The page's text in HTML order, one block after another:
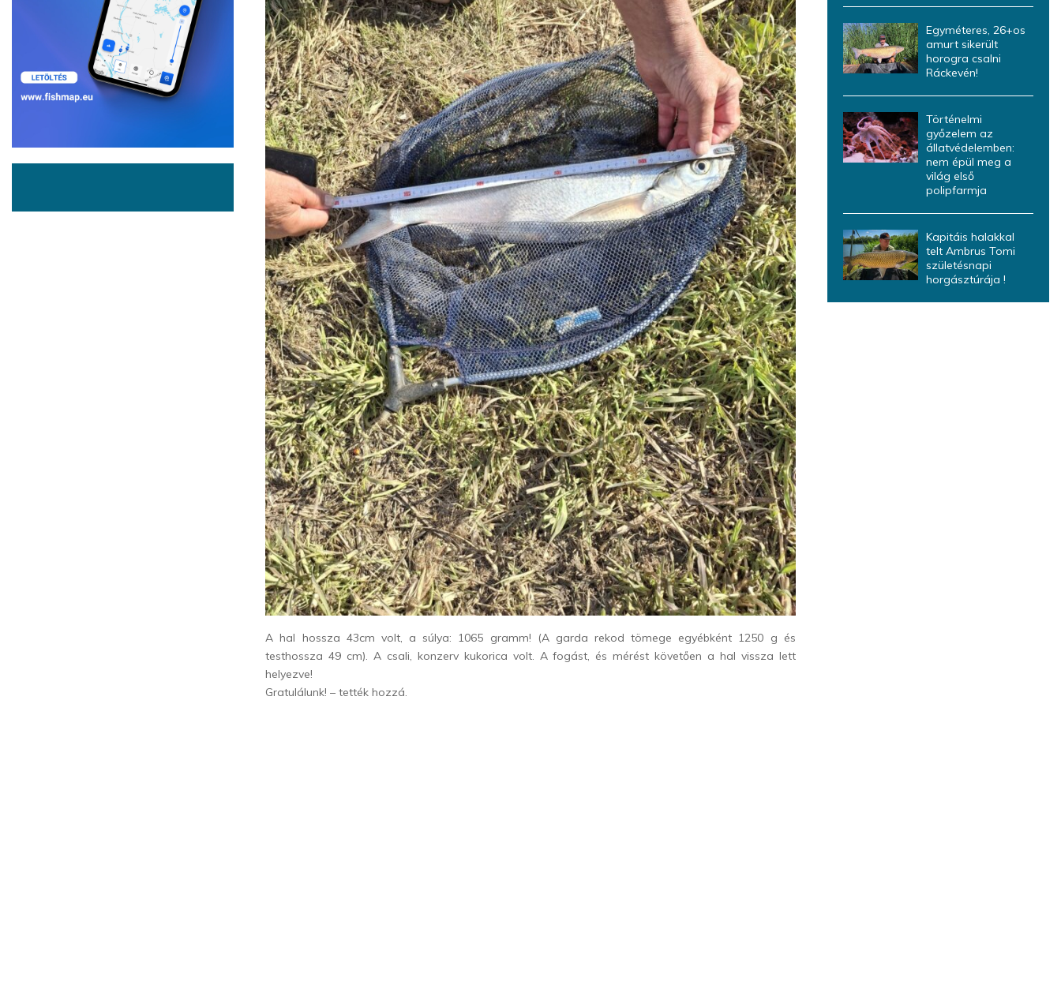
A hal hossza 43cm volt, a súlya: 1065 gramm! (A garda rekod tömege egyébként 1250 g és
testhossza 49 cm). A csali, konzerv kukorica volt. A fogást, és mérést követően a hal vissza lett
helyezve!
Gratulálunk! – tették hozzá.
Egyméteres, 26+os
amurt sikerült
horogra csalni
Ráckevén!
Történelmi
győzelem az
állatvédelemben:
nem épül meg a
világ első
polipfarmja
Kapitáis halakkal
telt Ambrus Tomi
születésnapi
horgásztúrája !